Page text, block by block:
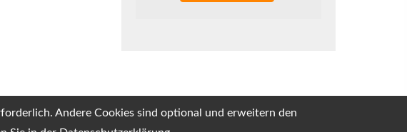
Andere Cookies sind optional und erweitern den